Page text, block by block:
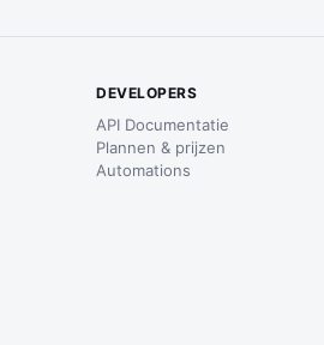
DEVELOPERS
API Documentatie
Plannen & prijzen
Automations